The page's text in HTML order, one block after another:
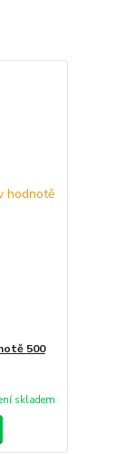
500
skladem